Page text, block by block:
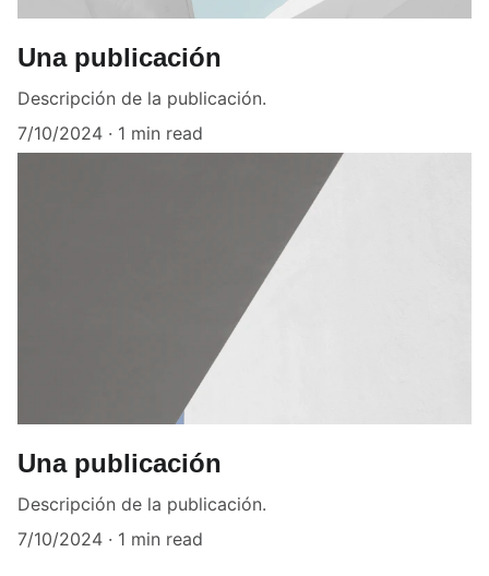
Una publicación
Descripción de la publicación.
7/10/2024
1 min read
Una publicación
Descripción de la publicación.
7/10/2024
1 min read